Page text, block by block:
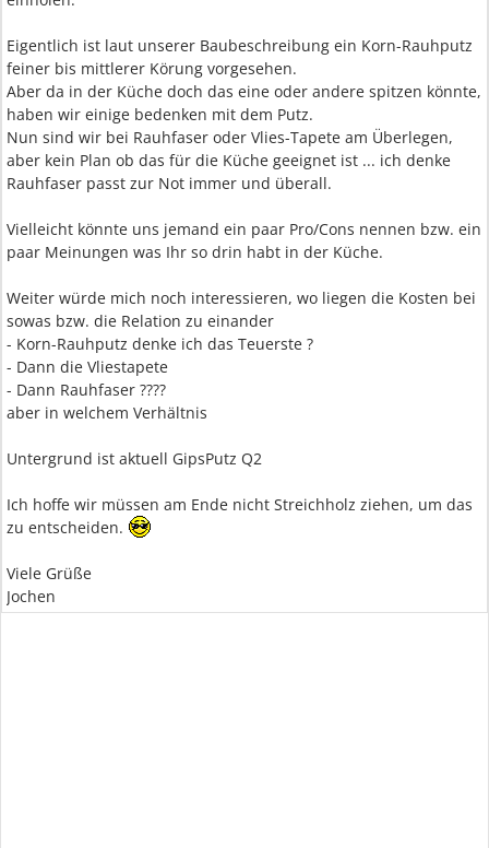
Eigentlich ist laut unserer Baubeschreibung ein Korn-Rauhputz
feiner bis mittlerer Körung vorgesehen.
Aber da in der Küche doch das eine oder andere spitzen könnte,
haben wir einige bedenken mit dem Putz.
Nun sind wir bei Rauhfaser oder Vlies-Tapete am Überlegen,
aber kein Plan ob das für die Küche geeignet ist ... ich denke
Rauhfaser passt zur Not immer und überall.
Vielleicht könnte uns jemand ein paar Pro/Cons nennen bzw. ein
paar Meinungen was Ihr so drin habt in der Küche.
Weiter würde mich noch interessieren, wo liegen die Kosten bei
sowas bzw. die Relation zu einander
- Korn-Rauhputz denke ich das Teuerste ?
- Dann die Vliestapete
- Dann Rauhfaser ????
aber in welchem Verhältnis
Untergrund ist aktuell GipsPutz Q2
Ich hoffe wir müssen am Ende nicht Streichholz ziehen, um das
zu entscheiden.
Viele Grüße
Jochen